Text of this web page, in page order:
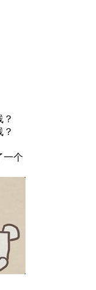
一个